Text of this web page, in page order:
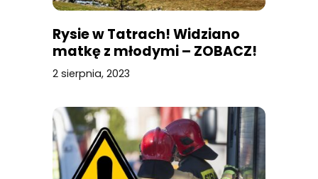
Rysie w Tatrach! Widziano
matkę z młodymi – ZOBACZ!
2 sierpnia, 2023